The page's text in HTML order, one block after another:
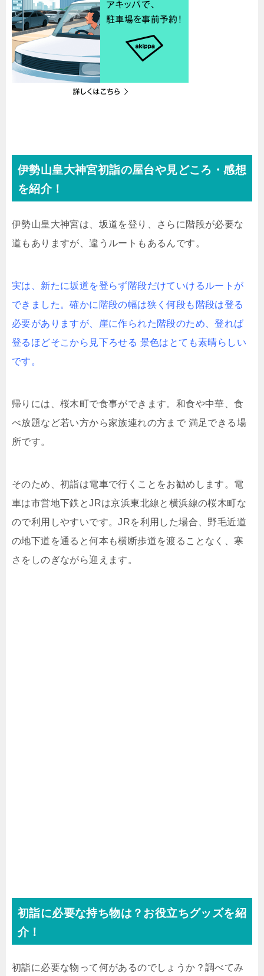
伊勢山皇大神宮初詣の屋台や見どころ・感想
を紹介！
伊勢山皇大神宮は、坂道を登り、さらに階段が必要な
道もありますが、違うルートもあるんです。
実は、新たに坂道を登らず階段だけていけるルートが
できました。確かに階段の幅は狭く何段も階段は登る
必要がありますが、崖に作られた階段のため、登れば
登るほどそこから見下ろせる 景色はとても素晴らしい
です。
帰りには、桜木町で食事ができます。和食や中華、食
べ放題など若い方から家族連れの方まで 満足できる場
所です。
そのため、初詣は電車で行くことをお勧めします。電
車は市営地下鉄とJRは京浜東北線と横浜線の桜木町な
ので利用しやすいです。JRを利用した場合、野毛近道
の地下道を通ると何本も横断歩道を渡ることなく、寒
さをしのぎながら迎えます。
初詣に必要な持ち物は？お役立ちグッズを紹
介！
初詣に必要な物って何があるのでしょうか？調べてみ